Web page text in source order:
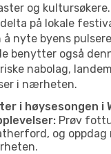
og kultursøkere.
på lokale
nyte byens
benytter også
nabolag,
i nærheten.
i høysesongen i
Prøv
og